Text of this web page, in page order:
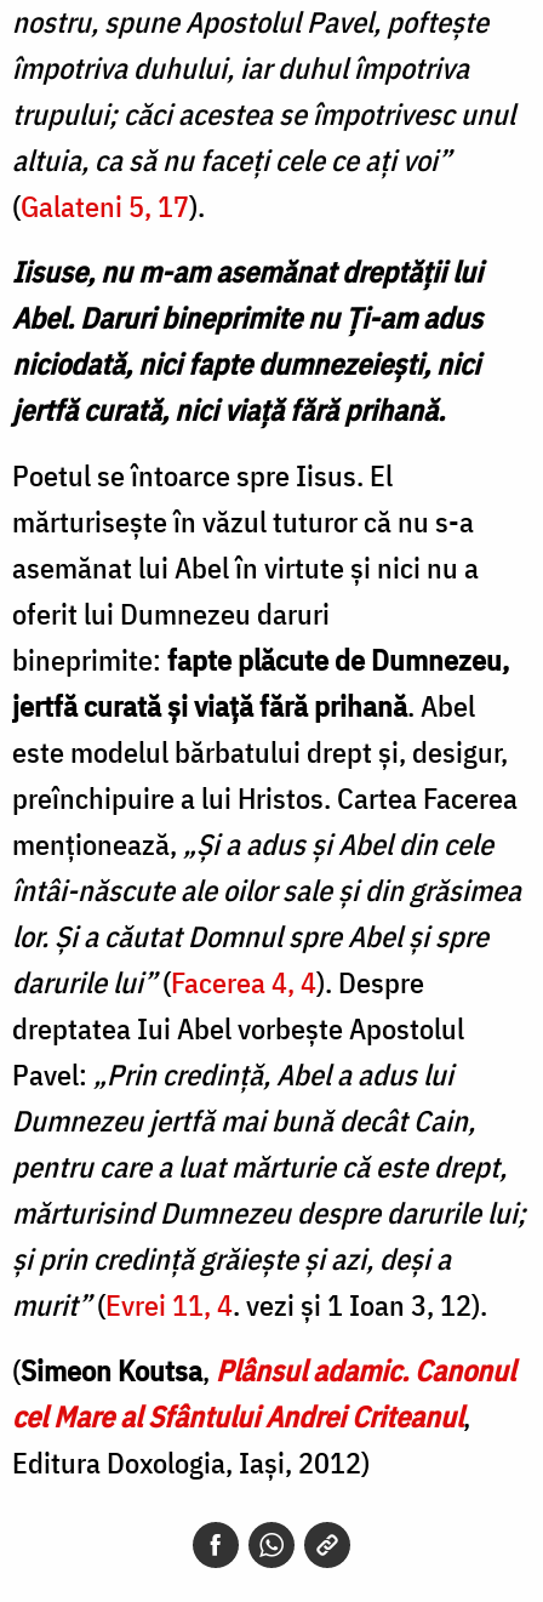
nostru, spune Apostolul Pavel, poftește
împotriva duhului, iar duhul împotriva
trupului; căci acestea se împotrivesc unul
altuia, ca să nu faceți cele ce ați voi”
(Galateni 5, 17).
Iisuse, nu m-am asemănat dreptății lui
Abel. Daruri bineprimite nu Ți-am adus
niciodată, nici fapte dumnezeiești, nici
jertfă curată, nici viață fără prihană.
Poetul se întoarce spre Iisus. El
mărturisește în văzul tuturor că nu s-a
asemănat lui Abel în virtute și nici nu a
oferit lui Dumnezeu daruri
bineprimite: fapte plăcute de Dumnezeu,
jertfă curată și viață fără prihană. Abel
este modelul bărbatului drept și, desigur,
preînchipuire a lui Hristos. Cartea Facerea
menționează, „Și a adus și Abel din cele
întâi-născute ale oilor sale și din grăsimea
lor. Și a căutat Domnul spre Abel și spre
darurile lui”(Facerea 4, 4). Despre
dreptatea Iui Abel vorbește Apostolul
Pavel: „Prin credință, Abel a adus lui
Dumnezeu jertfă mai bună decât Cain,
pentru care a luat mărturie că este drept,
mărturisind Dumnezeu despre darurile lui;
și prin credință grăiește și azi, deși a
murit”(Evrei 11, 4. vezi și 1 Ioan 3, 12).
(Simeon Koutsa, Plânsul adamic. Canonul
cel Mare al Sfântului Andrei Criteanul,
Editura Doxologia, Iași, 2012)